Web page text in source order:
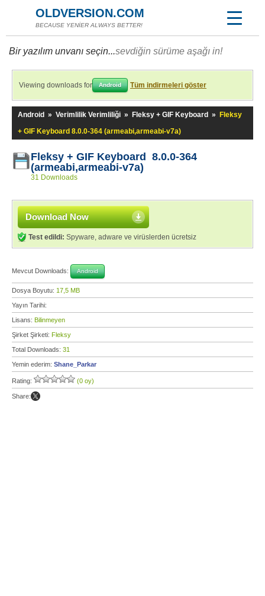
OLDVERSION.COM
BECAUSE YENİER ALWAYS BETTER!
Bir yazılım unvanı seçin...sevdiğin sürüme aşağı in!
Viewing downloads for Android Tüm indirmeleri göster
Android » Verimlilik Verimliliği » Fleksy + GIF Keyboard »
Fleksy
+ GIF Keyboard 8.0.0-364 (armeabi,armeabi-v7a)
Fleksy + GIF Keyboard 8.0.0-364
(armeabi,armeabi-v7a)
31 Downloads
Download Now
Test edildi: Spyware, adware ve virüslerden ücretsiz
Mevcut Downloads: Android
Dosya Boyutu: 17,5 MB
Yayın Tarihi:
Lisans: Bilinmeyen
Şirket Şirketi: Fleksy
Total Downloads: 31
Yemin ederim: Shane_Parkar
Rating: (0 oy)
Share: